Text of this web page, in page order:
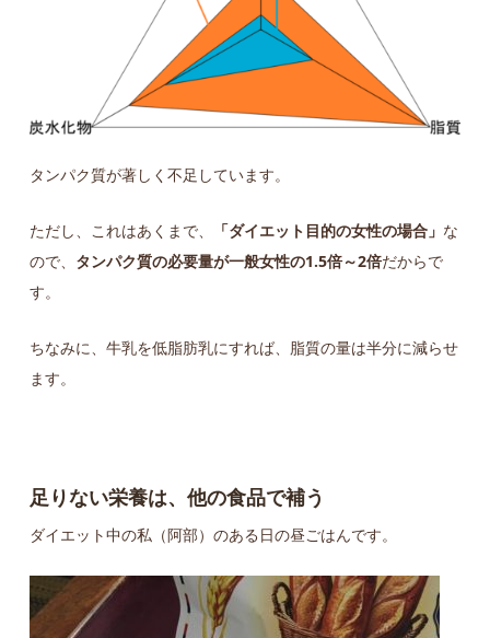
タンパク質が著しく不足しています。
ただし、これはあくまで、 「ダイエット目的の女性の場合」 な
ので、 タンパク質の必要量が一般女性の1.5倍～2倍だからで
す。
ちなみに、牛乳を低脂肪乳にすれば、脂質の量は半分に減らせ
ます。
足りない栄養は、他の食品で補う
ダイエット中の私（阿部）のある日の昼ごはんです。